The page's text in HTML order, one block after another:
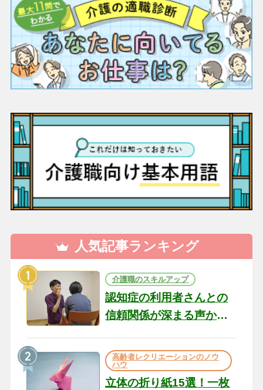
人気記事ランキング
介護職のスキルアップ
認知症の利用者さんとの
信頼関係が深まる声かけ
の現場から（22）
高齢者レクリエーションのノウ
ハウ
立体の折り紙15選！一枚